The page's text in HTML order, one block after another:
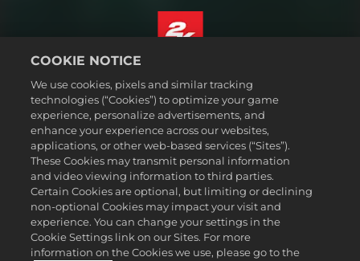
Aviso legal
Política de privacidad
Política de cookies
Atención al cliente
No vender ni compartir mi información personal
Order Lookup & Refunds
2K Ad Partners
©2016-2026 Take-Two Interactive Software Inc. 2K, Firaxis Games,
Español (México)
COOKIE NOTICE
We use cookies, pixels and similar tracking
technologies (“Cookies”) to optimize your game
experience, personalize advertisements, and
enhance your experience across our websites,
applications, or other web-based services (“Sites”).
These Cookies may transmit personal information
and video viewing information to third parties.
Certain Cookies are optional, but limiting or declining
non-optional Cookies may impact your visit and
experience. You can change your settings in the
Cookie Settings link on our Sites. For more
information on the Cookies we use, please go to the